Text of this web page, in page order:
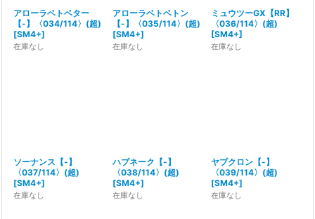
アローラベトベター
【-】〈034/114〉(超)
[SM4+]
在庫なし
アローラベトベトン
【-】〈035/114〉(超)
[SM4+]
在庫なし
ミュウツーGX【RR】
〈036/114〉(超)
[SM4+]
在庫なし
ソーナンス【-】
〈037/114〉(超)
[SM4+]
在庫なし
ハブネーク【-】
〈038/114〉(超)
[SM4+]
在庫なし
ヤブクロン【-】
〈039/114〉(超)
[SM4+]
在庫なし